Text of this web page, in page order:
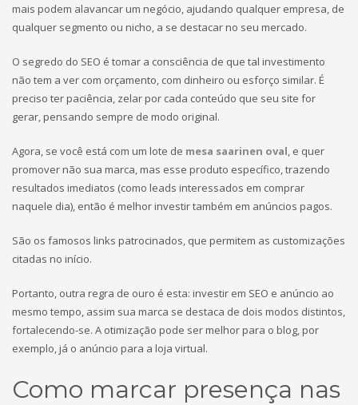
mais podem alavancar um negócio, ajudando qualquer empresa, de
qualquer segmento ou nicho, a se destacar no seu mercado.
O segredo do SEO é tomar a consciência de que tal investimento
não tem a ver com orçamento, com dinheiro ou esforço similar. É
preciso ter paciência, zelar por cada conteúdo que seu site for
gerar, pensando sempre de modo original.
Agora, se você está com um lote de mesa saarinen oval, e quer
promover não sua marca, mas esse produto específico, trazendo
resultados imediatos (como leads interessados em comprar
naquele dia), então é melhor investir também em anúncios pagos.
São os famosos links patrocinados, que permitem as customizações
citadas no início.
Portanto, outra regra de ouro é esta: investir em SEO e anúncio ao
mesmo tempo, assim sua marca se destaca de dois modos distintos,
fortalecendo-se. A otimização pode ser melhor para o blog, por
exemplo, já o anúncio para a loja virtual.
Como marcar presença nas